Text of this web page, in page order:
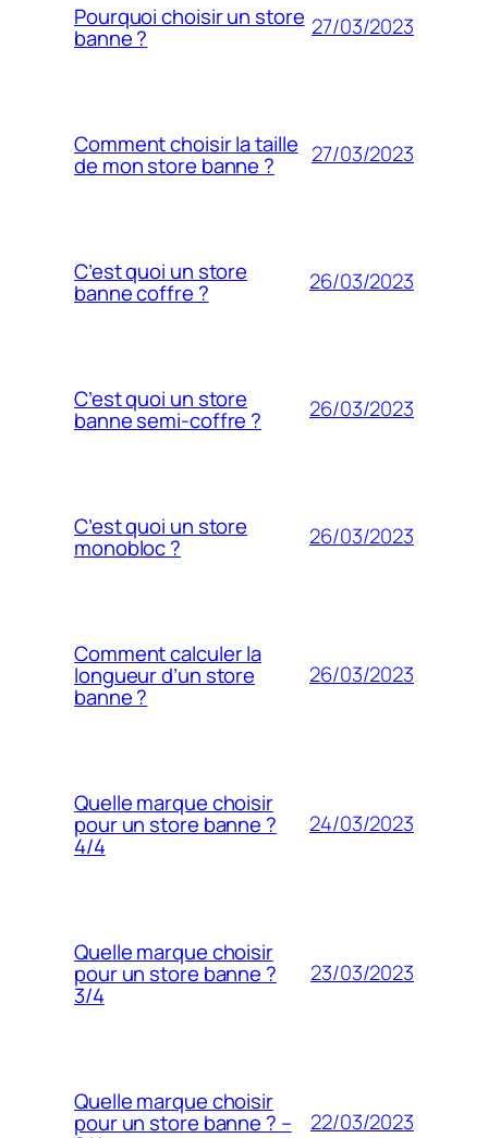
Pourquoi choisir un store
banne ? 27/03/2023
Comment choisir la taille
de mon store banne ? 27/03/2023
C’est quoi un store
banne coffre ? 26/03/2023
C’est quoi un store
banne semi-coffre ? 26/03/2023
C’est quoi un store
monobloc ? 26/03/2023
Comment calculer la
longueur d’un store
banne ?
26/03/2023
Quelle marque choisir
pour un store banne ?
4/4
24/03/2023
Quelle marque choisir
pour un store banne ?
3/4
23/03/2023
Quelle marque choisir
pour un store banne ? – 22/03/2023